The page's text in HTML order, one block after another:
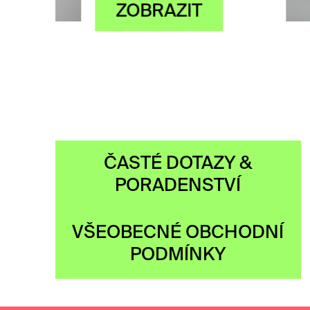
ČASTÉ DOTAZY &
PORADENSTVÍ
VŠEOBECNÉ OBCHODNÍ
PODMÍNKY